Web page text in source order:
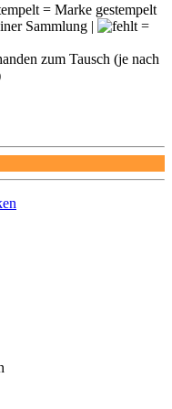
= Marke gestempelt
Sammlung |
=
zum Tausch (je nach